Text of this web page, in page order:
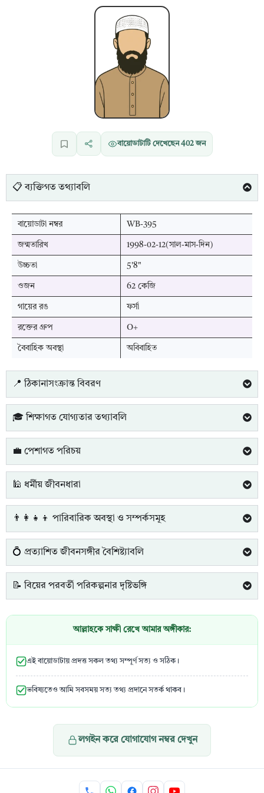
বায়োডাটাটি দেখেছেন402জন
📋 ব্যক্তিগত তথ্যাবলি
বায়োডাটা নম্বর WB-395
জন্মতারিখ 1998-02-12(সাল-মাস-দিন)
উচ্চতা 5'8"
ওজন 62 কেজি
গায়ের রঙ ফর্সা
রক্তের গ্রুপ O+
বৈবাহিক অবস্থা অবিবাহিত
📍 ঠিকানাসংক্রান্ত বিবরণ
🎓 শিক্ষাগত যোগ্যতার তথ্যাবলি
💼 পেশাগত পরিচয়
🕌 ধর্মীয় জীবনধারা
👨‍👩‍👧‍👦 পারিবারিক অবস্থা ও সম্পর্কসমূহ
💍 প্রত্যাশিত জীবনসঙ্গীর বৈশিষ্ট্যাবলি
📝 বিয়ের পরবর্তী পরিকল্পনার দৃষ্টিভঙ্গি
আল্লাহকে সাক্ষী রেখে আমার অঙ্গীকার:
এই বায়োডাটায় প্রদত্ত সকল তথ্য সম্পূর্ণ সত্য ও সঠিক।
ভবিষ্যতেও আমি সবসময় সত্য তথ্য প্রদানে সতর্ক থাকব।
লগইন করে যোগাযোগ নম্বর দেখুন